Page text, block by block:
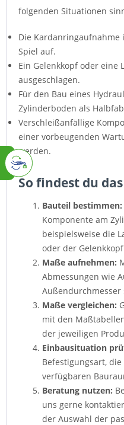
folgenden Situationen
Die Kardanringaufnahme
Spiel auf.
Ein Gelenkkopf oder eine
ausgeschlagen.
Für den Bau eines
Zylinderboden als
Verschleißanfällige
einer vorbeugenden
werden.
So findest du
Bauteil bestimmen:
Komponente am
beispielsweise die
oder der
Maße aufnehmen:
Abmessungen wie
Außendurchmesser
Maße vergleichen:
mit den
der jeweiligen
Einbausituation
Befestigungsart,
verfügbaren
Beratung nutzen:
uns gerne
der Auswahl der